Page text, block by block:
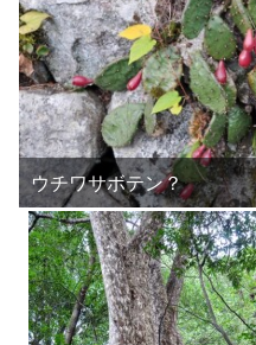
ウチワサボテン？